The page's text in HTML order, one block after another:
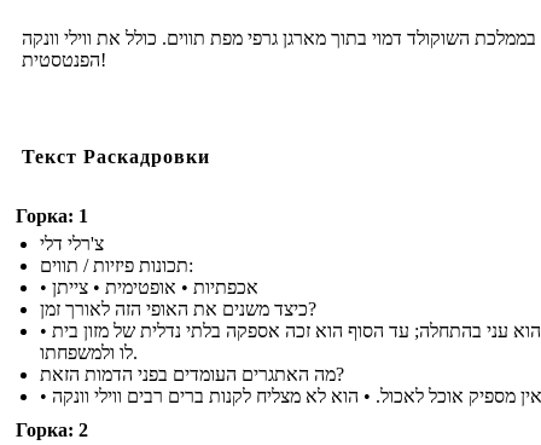
בממלכת השוקולד דמוי בתוך מארגן גרפי מפת תווים. כולל את ווילי וונקה
הפנטסטית!
Текст Раскадровки
Горка: 1
צ'רלי דלי
תכונות פיזיות / תווים:
• אכפתיות • אופטימית • צייתן
כיצד משנים את האופי הזה לאורך זמן?
• צ'רלי הוא עני בהתחלה; עד הסוף הוא זכה אספקה ​​בלתי נדלית של מזון בית
לו ולמשפחתו.
מה האתגרים העומדים בפני הדמות הזאת?
Горка: 2